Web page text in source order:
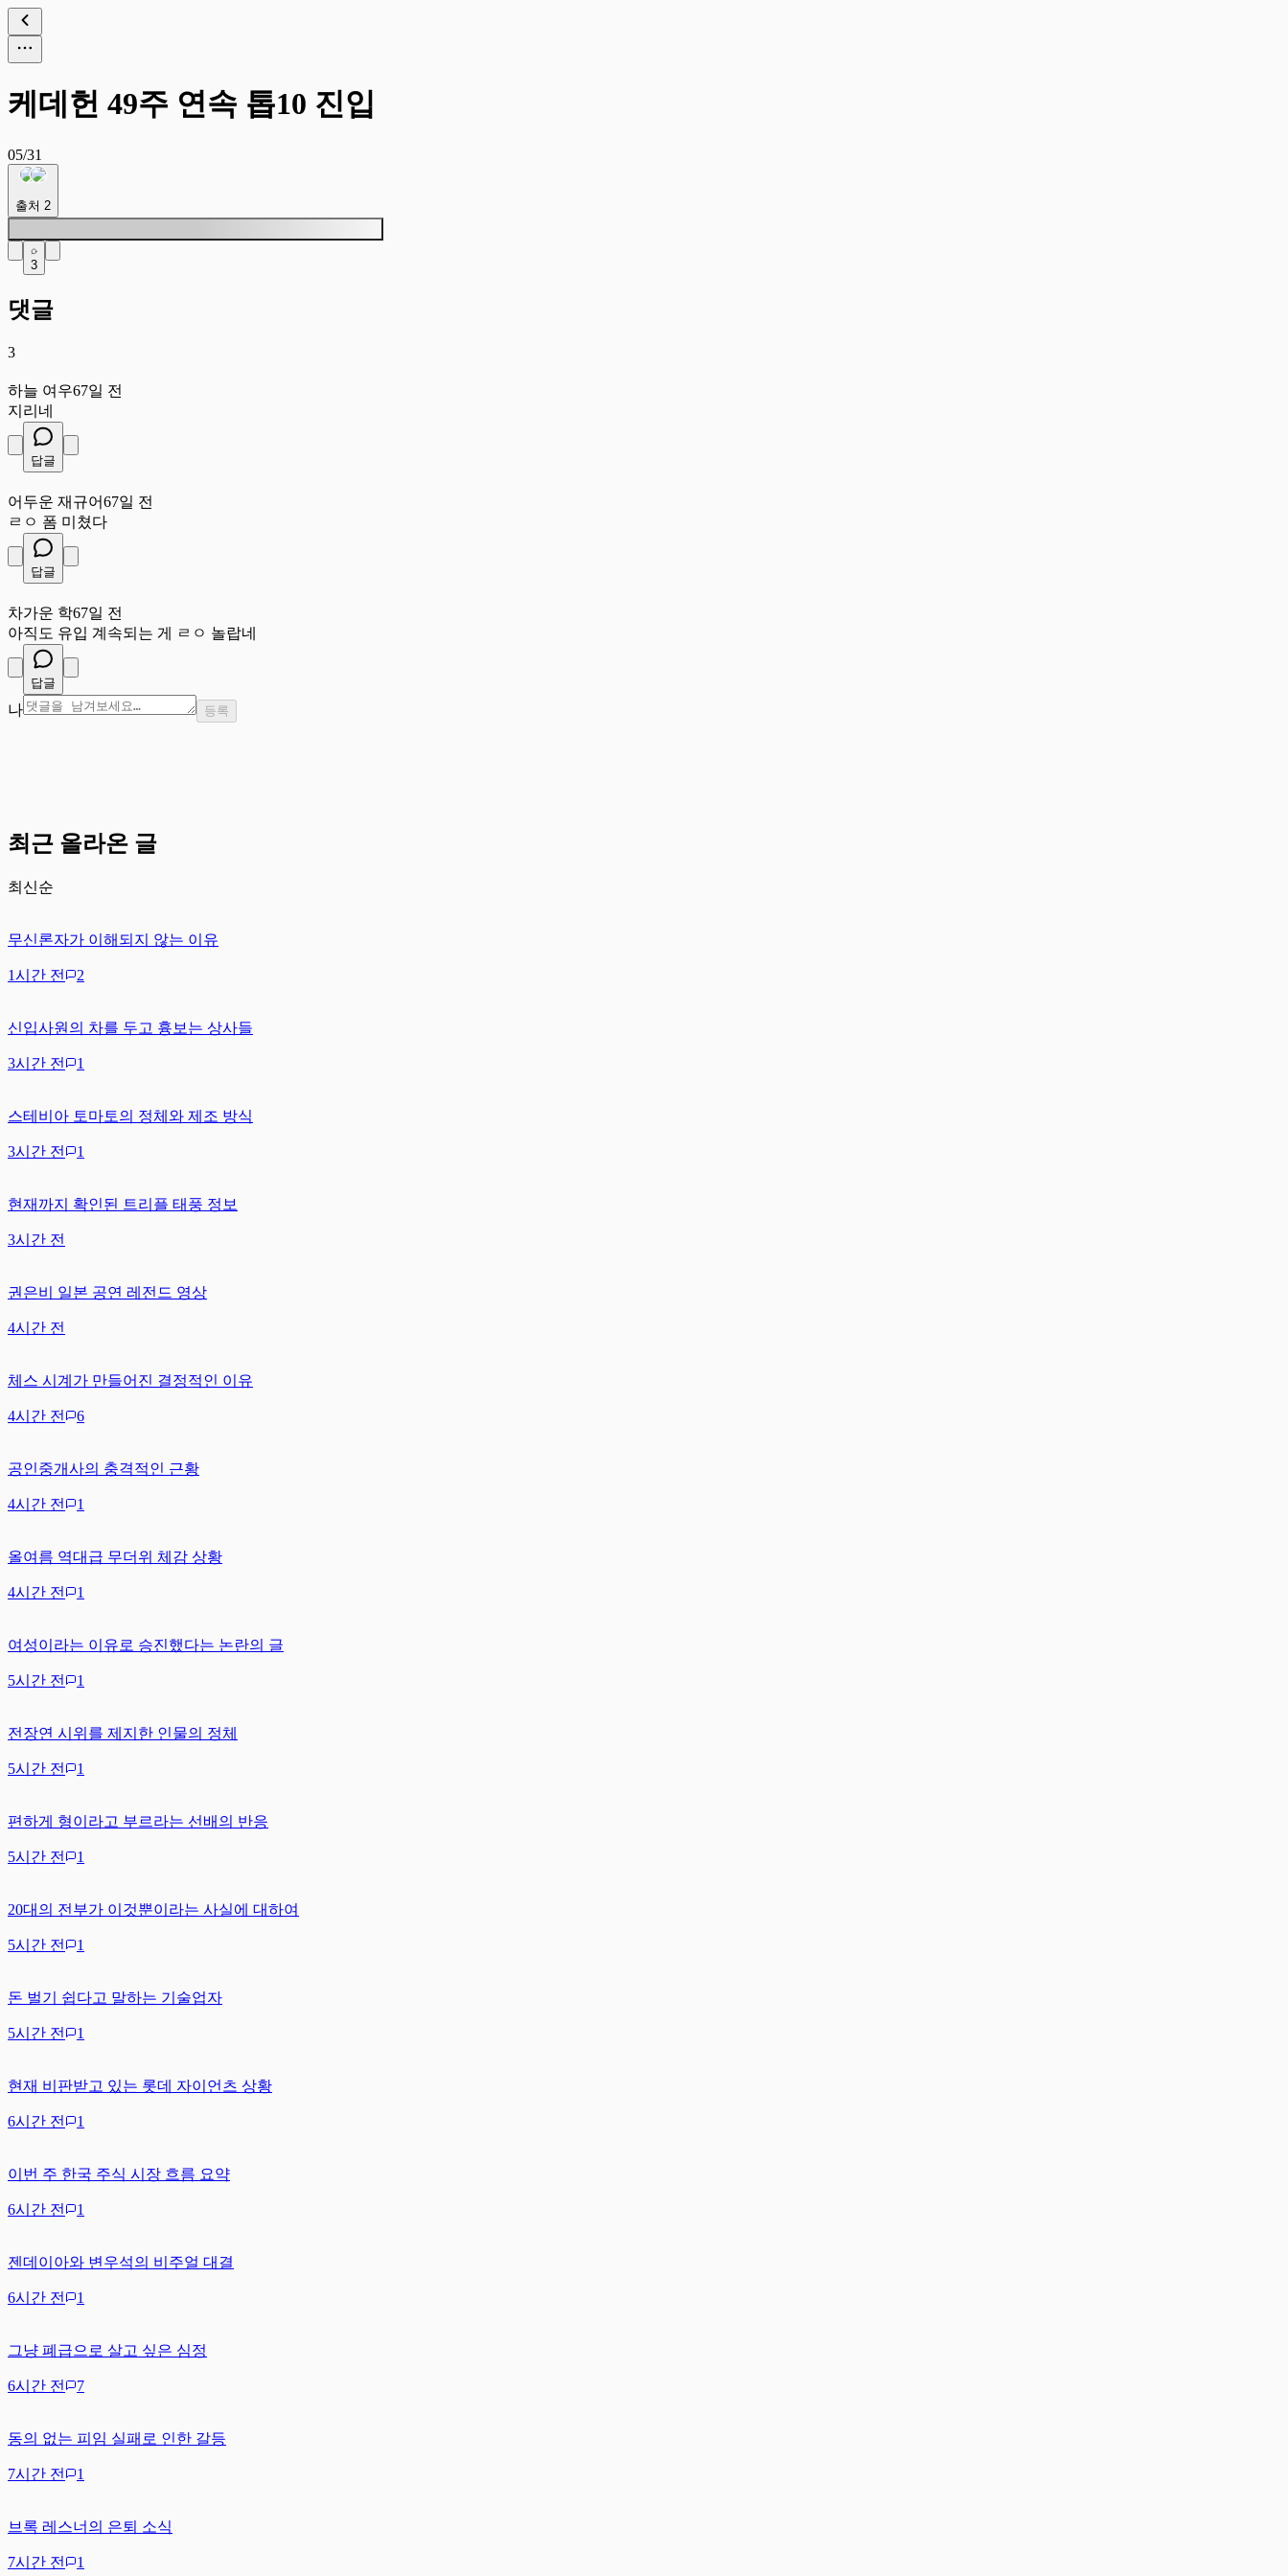
케데헌 49주 연속 톱10 진입
05/31
출처 2
3
댓글
3
하늘 여우67일 전
지리네
답글
어두운 재규어67일 전
ㄹㅇ 폼 미쳤다
답글
차가운 학67일 전
아직도 유입 계속되는 게 ㄹㅇ 놀랍네
답글
나 등록
최근 올라온 글
최신순
무신론자가 이해되지 않는 이유
1시간 전 2
신입사원의 차를 두고 흉보는 상사들
3시간 전 1
스테비아 토마토의 정체와 제조 방식
3시간 전 1
현재까지 확인된 트리플 태풍 정보
3시간 전
권은비 일본 공연 레전드 영상
4시간 전
체스 시계가 만들어진 결정적인 이유
4시간 전 6
공인중개사의 충격적인 근황
4시간 전 1
올여름 역대급 무더위 체감 상황
4시간 전 1
여성이라는 이유로 승진했다는 논란의 글
5시간 전 1
전장연 시위를 제지한 인물의 정체
5시간 전 1
편하게 형이라고 부르라는 선배의 반응
5시간 전 1
20대의 전부가 이것뿐이라는 사실에 대하여
5시간 전 1
돈 벌기 쉽다고 말하는 기술업자
5시간 전 1
현재 비판받고 있는 롯데 자이언츠 상황
6시간 전 1
이번 주 한국 주식 시장 흐름 요약
6시간 전 1
젠데이아와 변우석의 비주얼 대결
6시간 전 1
그냥 폐급으로 살고 싶은 심정
6시간 전 7
동의 없는 피임 실패로 인한 갈등
7시간 전 1
브록 레스너의 은퇴 소식
7시간 전 1